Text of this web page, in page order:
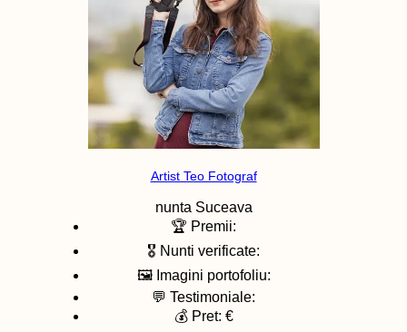
Artist Teo Fotograf
nunta Suceava
🏆 Premii:
🎖️ Nunti verificate:
🖼️ Imagini portofoliu:
💬 Testimoniale:
💰 Pret: €